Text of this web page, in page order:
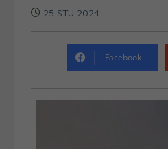
25 STU 2024
Facebook